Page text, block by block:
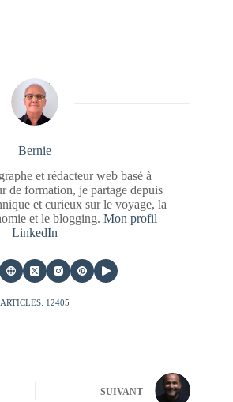
Bernie
et rédacteur web basé à
de formation, je partage depuis
et curieux sur le voyage, la
et le blogging. Mon profil
LinkedIn
ARTICLES: 12405
SUIVANT